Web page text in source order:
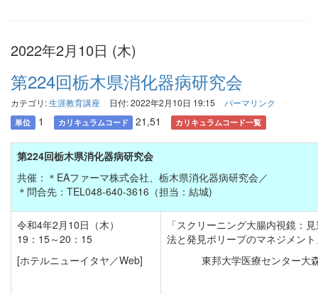
2022年2月10日 (木)
第224回栃木県消化器病研究会
カテゴリ:生涯教育講座 日付: 2022年2月10日 19:15 パーマリンク
単位 1 カリキュラムコード 21,51 カリキュラムコード一覧
第224回栃木県消化器病研究会
共催：＊EAファーマ株式会社、栃木県消化器病研究会／
＊問合先：TEL048-640-3616（担当：結城)
令和4年2月10日（木）
19：15～20：15
[ホテルニューイタヤ／Web]
「スクリーニング大腸内視鏡：
法と発見ポリープのマネジメン
東邦大学医療センター